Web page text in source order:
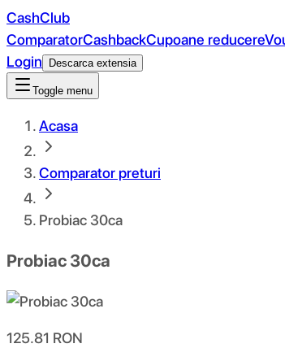
CashClub
ComparatorCashbackCupoane reducere
Login
Descarca extensia
Toggle menu
Acasa
Comparator preturi
Probiac 30ca
Probiac 30ca
125.81 RON